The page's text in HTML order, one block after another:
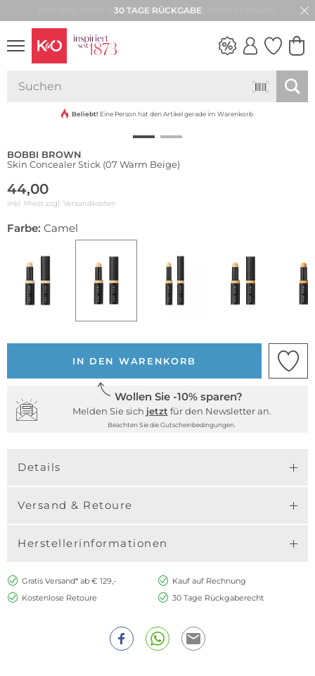
30 TAGE RÜCKGABE
VIBES
Beliebt! Eine Person hat den Artikel gerade im Warenkorb
BOBBI BROWN
Skin Concealer Stick (07 Warm Beige)
44,00
inkl. Mwst zzgl. Versandkosten
Farbe: Camel
IN DEN WARENKORB
Wollen Sie -10% sparen?
Melden Sie sich jetzt für den Newsletter an.
Beachten Sie die Gutscheinbedingungen.
Details
Versand & Retoure
Herstellerinformationen
Gratis Versand* ab € 129,-
Kauf auf Rechnung
Kostenlose Retoure
30 Tage Rückgaberecht